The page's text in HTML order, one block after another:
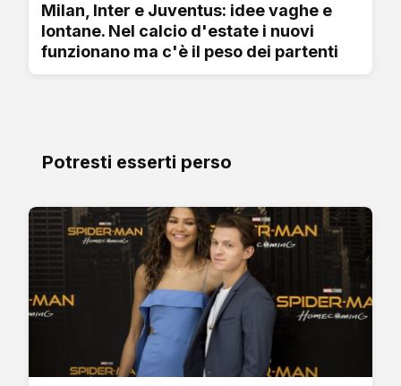
Milan, Inter e Juventus: idee vaghe e
lontane. Nel calcio d'estate i nuovi
funzionano ma c'è il peso dei partenti
Potresti esserti perso